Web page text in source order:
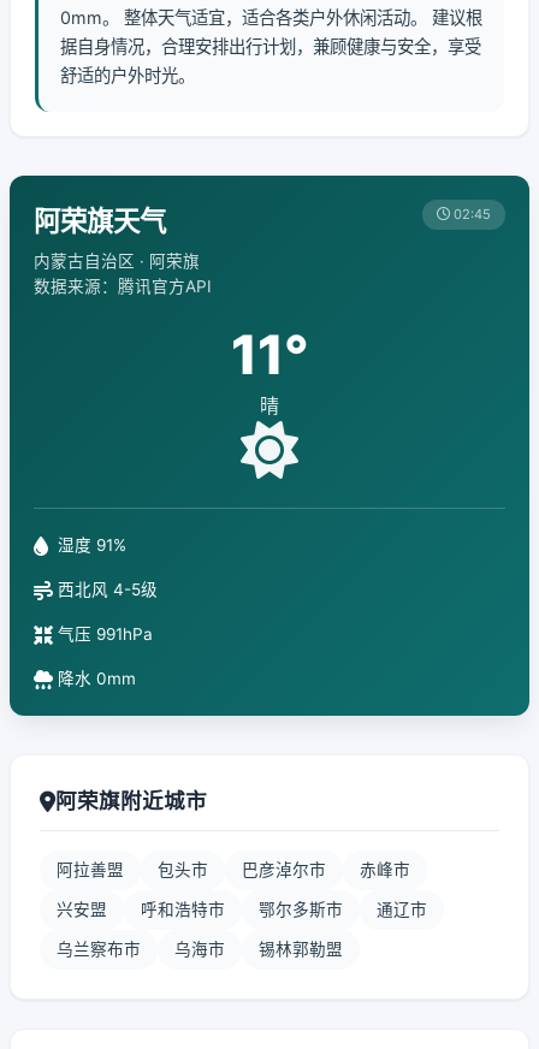
0mm。 整体天气适宜，适合各类户外休闲活动。 建议根
据自身情况，合理安排出行计划，兼顾健康与安全，享受
舒适的户外时光。
阿荣旗天气
内蒙古自治区 · 阿荣旗
数据来源：腾讯官方API
02:45
11°
晴
湿度 91%
西北风 4-5级
气压 991hPa
降水 0mm
阿荣旗附近城市
阿拉善盟 包头市 巴彦淖尔市 赤峰市
兴安盟 呼和浩特市 鄂尔多斯市 通辽市
乌兰察布市 乌海市 锡林郭勒盟